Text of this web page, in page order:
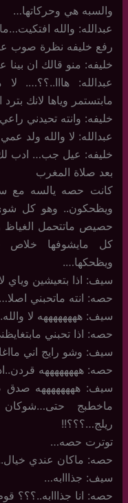
والسبه هي وحركاتها…
عبدالله: والله
رفع خليفه نظرة صوب
خليفه: منو قالك ان بينا
عبدالله: هااا..؟؟….
مابتستمر وياها لانك بترد
خليفه: وانته تحيدني
عبدالله: لا والله ولد
خليفه: عيل جب… ادب
بعد صلاة المغرب
كانت حصه يالسه مع
ويظحكون.. وهو كل
حصيص ماتتحمل الغياظ
كل مايشوفها
ويظحكها….
سيف: اذا بتعيشين وياي
حصه: انته ماتحبني اصلا…
سيف: ههههههههه لا
حصه: اذا تحبني
سيف: وشو رايج اني
حصه: ههههههههه
سيف: ههههههههه صدق
ماخطبج حتى…شوكان
ريلج…؟؟؟!!
توترت حصه…
حصه: ماكان عندي
سيف: جذااابه…
حصه: انا جذااابه..؟؟؟